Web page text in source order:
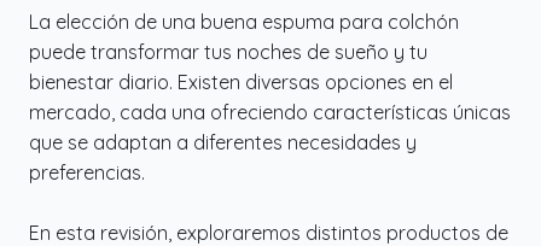
La elección de una buena espuma para colchón
puede transformar tus noches de sueño y tu
bienestar diario. Existen diversas opciones en el
mercado, cada una ofreciendo características únicas
que se adaptan a diferentes necesidades y
preferencias.
En esta revisión, exploraremos distintos productos de